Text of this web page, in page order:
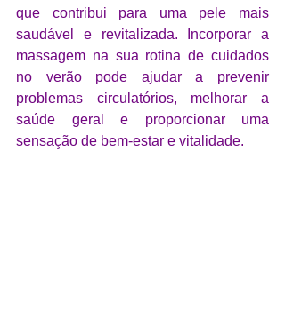
que contribui para uma pele mais
saudável e revitalizada. Incorporar a
massagem na sua rotina de cuidados
no verão pode ajudar a prevenir
problemas circulatórios, melhorar a
saúde geral e proporcionar uma
sensação de bem-estar e vitalidade.